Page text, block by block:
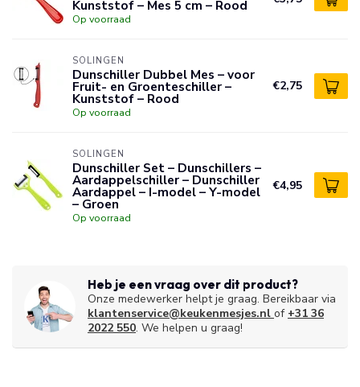
Kunststof – Mes 5 cm – Rood
Op voorraad
SOLINGEN
Dunschiller Dubbel Mes – voor
Fruit- en Groenteschiller –
Kunststof – Rood
Op voorraad
€2,75
SOLINGEN
Dunschiller Set – Dunschillers –
Aardappelschiller – Dunschiller
Aardappel – I-model – Y-model
– Groen
Op voorraad
€4,95
Heb je een vraag over dit product?
Onze medewerker helpt je graag. Bereikbaar via
klantenservice@keukenmesjes.nl of +31 36
2022 550. We helpen u graag!